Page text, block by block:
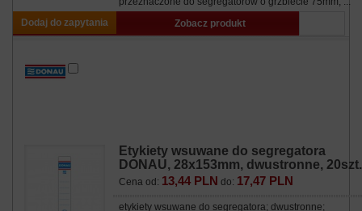
Dodaj do zapytania
Zobacz produkt
Etykiety wsuwane do segregatora
DONAU, 28x153mm, dwustronne, 20szt.
Cena od: 13,44 PLN do: 17,47 PLN
etykiety wsuwane do segregatora; dwustronne;